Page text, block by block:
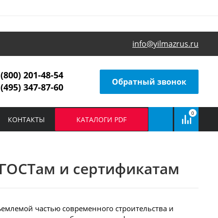
info@yilmazrus.ru
201-48-54
347-87-60
Обратный звонок
КОНТАКТЫ КАТАЛОГИ PDF
0
и сертификатам
частью современного строительства и